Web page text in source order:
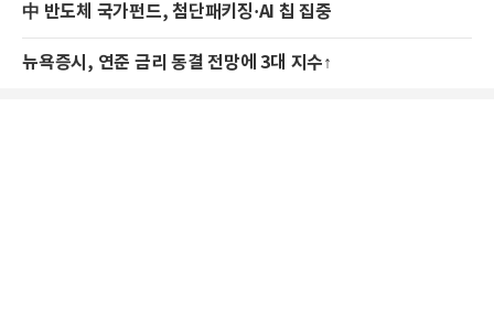
中 반도체 국가펀드, 첨단패키징·AI 칩 집중
뉴욕증시, 연준 금리 동결 전망에 3대 지수↑